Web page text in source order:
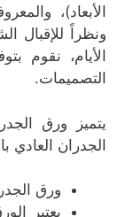
الأبعاد)،
ونظراً للإقبال
الأيام، نقوم
التصميمات.
يتميز ورق
الجدران العادي
ورق
يعتبر